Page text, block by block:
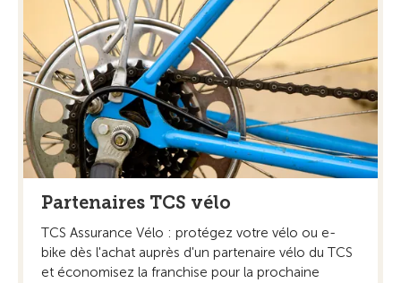
Partenaires TCS vélo
TCS Assurance Vélo : protégez votre vélo ou e-
bike dès l'achat auprès d'un partenaire vélo du TCS
et économisez la franchise pour la prochaine